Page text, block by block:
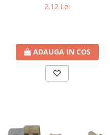
Piese hidrofor
Pompe pentru testare instalatii
APOMETRE/ CAMIN APOMETRE
Curba Cupru
2,12 Lei
ADAUGA IN COS